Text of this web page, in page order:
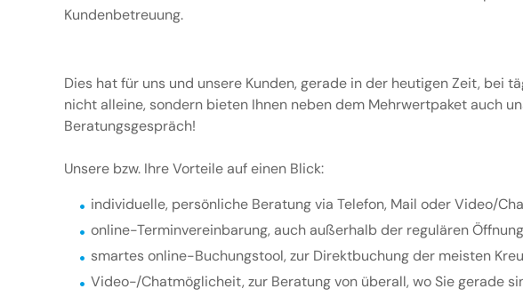
Kundenbetreuung.
Dies hat für uns und unsere Kunden, gerade in der heutigen Zeit, bei
nicht alleine, sondern bieten Ihnen neben dem Mehrwertpaket auch
Beratungsgespräch!
Unsere bzw. Ihre Vorteile auf einen Blick:
individuelle, persönliche Beratung via Telefon, Mail oder Video/
online-Terminvereinbarung, auch außerhalb der regulären
smartes online-Buchungstool, zur Direktbuchung der meisten
Video-/Chatmöglicheit, zur Beratung von überall, wo Sie gerade